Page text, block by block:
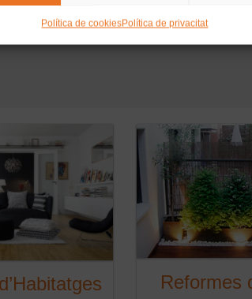
Política de cookiesPolítica de privacitat
Reformes